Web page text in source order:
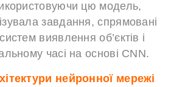
цю модель,
завдання, спрямовані
виявлення об’єктів і
часі на основі CNN.
нейронної мережі